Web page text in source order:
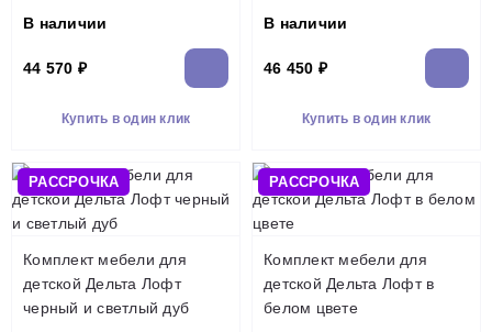
В наличии
44 570 ₽
Купить в один клик
В наличии
46 450 ₽
Купить в один клик
РАССРОЧКА
Комплект мебели для
детской Дельта Лофт
черный и светлый дуб
РАССРОЧКА
Комплект мебели для
детской Дельта Лофт в
белом цвете